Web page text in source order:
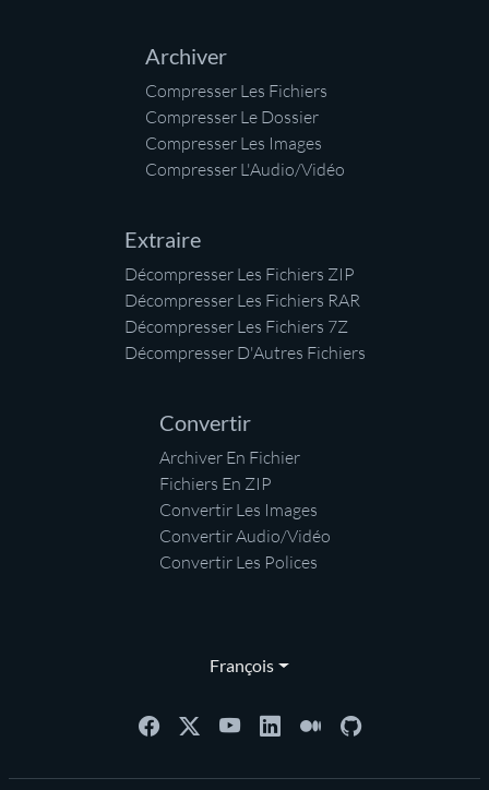
Archiver
Compresser Les Fichiers
Compresser Le Dossier
Compresser Les Images
Compresser L'Audio/Vidéo
Extraire
Décompresser Les Fichiers ZIP
Décompresser Les Fichiers RAR
Décompresser Les Fichiers 7Z
Décompresser D'Autres Fichiers
Convertir
Archiver En Fichier
Fichiers En ZIP
Convertir Les Images
Convertir Audio/Vidéo
Convertir Les Polices
François